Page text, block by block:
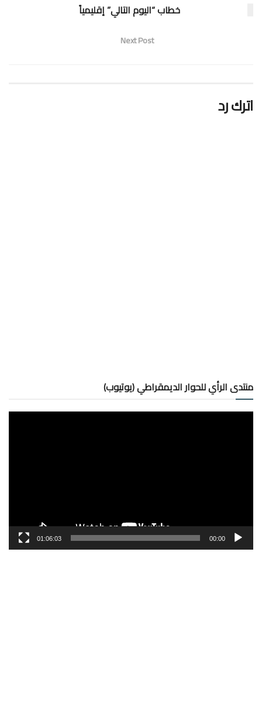
خطاب “اليوم التالي” إقليمياً
Next Post
اترك رد
منتدى الرأي للحوار الديمقراطي (يوتيوب)
00:00
01:06:03